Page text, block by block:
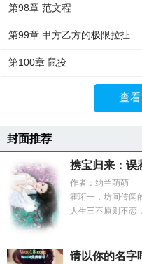
第98章 范文程
第99章 甲方乙方的极限拉扯
第100章 鼠疫
查
封面推荐
携宝归来：误
作者：纳兰萌萌
霍珩一，坊间传闻
人生三不原则不恋
请以你的名字